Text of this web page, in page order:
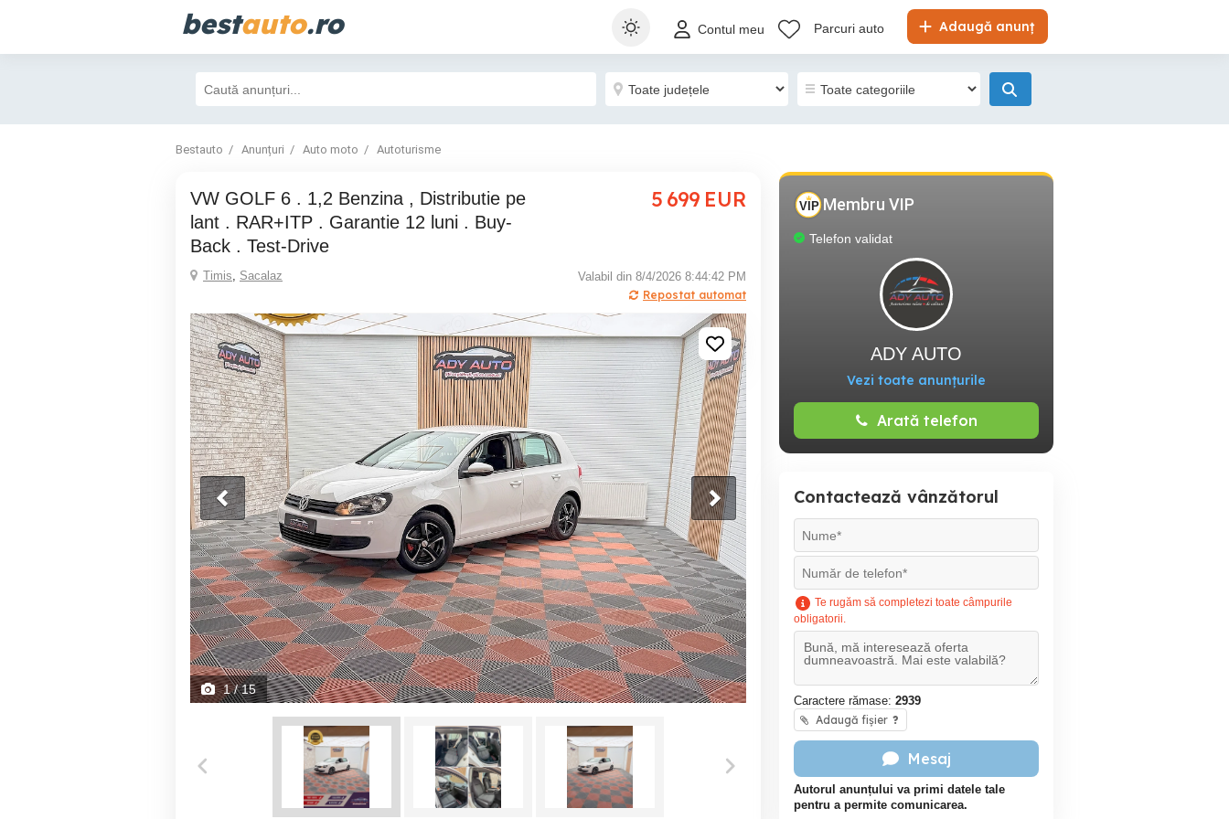
bestauto.ro Adaugă anunț
Contul meu Parcuri auto
Bestauto Anunțuri Auto moto Autoturisme
VW GOLF 6 . 1,2 Benzina , Distributie pe
lant . RAR+ITP . Garantie 12 luni . Buy-
Back . Test-Drive
5 699 EUR
Timis, Sacalaz
Valabil din 8/4/2026 8:44:42 PM
Repostat automat
1/ 15
Membru VIP
Telefon validat
ADY AUTO
Vezi toate anunțurile
Arată telefon
Contactează vânzătorul
Te rugăm să completezi toate câmpurile
obligatorii.
Caractere rămase: 2939
Adaugă fișier ?
Mesaj
Autorul anunțului va primi datele tale
pentru a permite comunicarea.